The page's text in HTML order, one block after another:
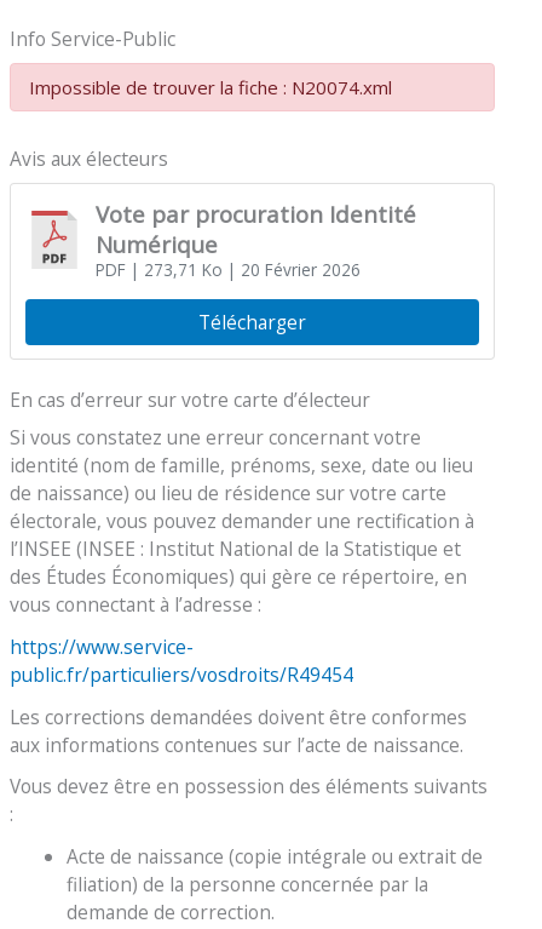
Info Service-Public
Impossible de trouver la fiche : N20074.xml
Avis aux électeurs
Vote par procuration Identité
Numérique
PDF| 273,71 Ko | 20 Février 2026
Télécharger
En cas d’erreur sur votre carte d’électeur
Si vous constatez une erreur concernant votre
identité (nom de famille, prénoms, sexe, date ou lieu
de naissance) ou lieu de résidence sur votre carte
électorale, vous pouvez demander une rectification à
l’INSEE (INSEE : Institut National de la Statistique et
des Études Économiques) qui gère ce répertoire, en
vous connectant à l’adresse :
https://www.service-
public.fr/particuliers/vosdroits/R49454
Les corrections demandées doivent être conformes
aux informations contenues sur l’acte de naissance.
Vous devez être en possession des éléments suivants
:
Acte de naissance (copie intégrale ou extrait de
filiation) de la personne concernée par la
demande de correction.